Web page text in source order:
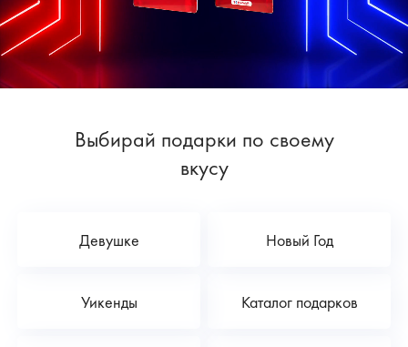
Выбирай подарки по своему
вкусу
Девушке Новый Год
Уикенды Каталог подарков